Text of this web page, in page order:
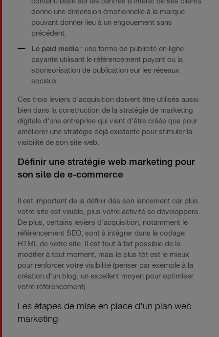
donne une dimension émotionnelle à la marque,
pouvant donner lieu à un engouement sans
précédent.
Le paid media : une forme de publicité en ligne
payante utilisant le référencement payant ou la
sponsorisation de publication sur les réseaux
sociaux
Ces trois leviers d'acquisition doivent être utilisés aussi
bien dans la construction de la stratégie de marketing
digitale d'une entreprise qui vient d'être créée que pour
améliorer une stratégie déjà existante pour stimuler la
visibilité de son site web.
Définir une stratégie web marketing pour
son site de e-commerce
Il est important de la définir dès son lancement car plus
votre site est visible, plus votre activité se développera.
De plus, certains leviers d'acquisition, notamment le
référencement SEO, sont à intégrer dans le codage
HTML de votre site. Il est tout à fait possible de le
modifier à tout moment, mais le plus tôt est le mieux
pour renforcer votre visibilité (penser par exemple à la
création d'un blog, un excellent moyen pour optimiser
votre référencement).
Les étapes de mise en place d'un plan web
marketing